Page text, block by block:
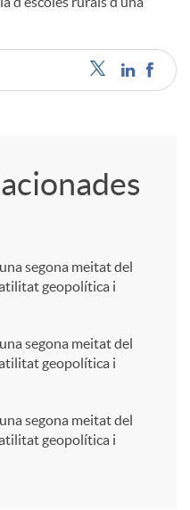
segona meitat del
geopolítica i
segona meitat del
geopolítica i
segona meitat del
geopolítica i